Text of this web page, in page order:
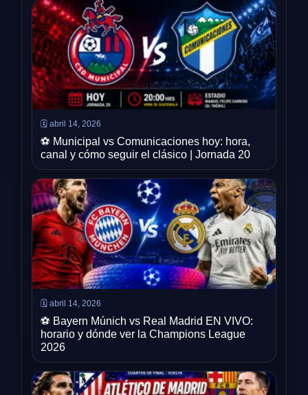
🗓️ abril 14, 2026
⚽ Municipal vs Comunicaciones hoy: hora,
canal y cómo seguir el clásico | Jornada 20
🗓️ abril 14, 2026
⚽ Bayern Múnich vs Real Madrid EN VIVO:
horario y dónde ver la Champions League
2026